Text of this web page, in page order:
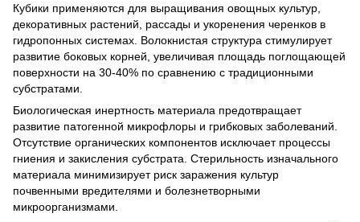
Кубики применяются для выращивания овощных культур,
декоративных растений, рассады и укоренения черенков в
гидропонных системах. Волокнистая структура стимулирует
развитие боковых корней, увеличивая площадь поглощающей
поверхности на 30-40% по сравнению с традиционными
субстратами.
Биологическая инертность материала предотвращает
развитие патогенной микрофлоры и грибковых заболеваний.
Отсутствие органических компонентов исключает процессы
гниения и закисления субстрата. Стерильность изначального
материала минимизирует риск заражения культур
почвенными вредителями и болезнетворными
микроорганизмами.